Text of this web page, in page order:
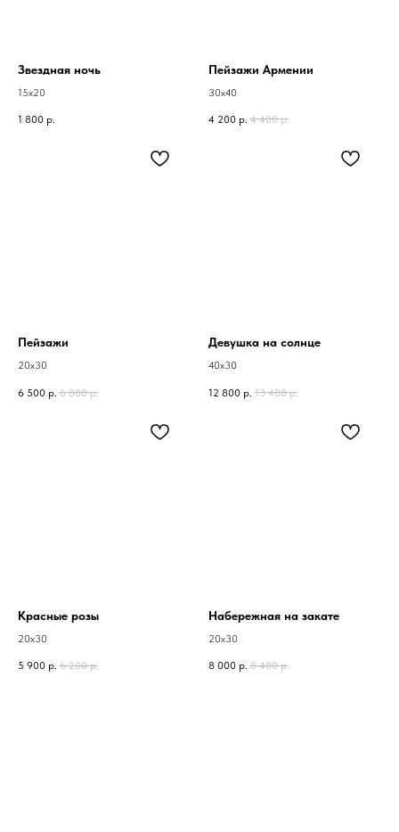
Звездная ночь
15х20
1 800 р.
Пейзажи Армении
30х40
4 200 р. 4 400 р.
Пейзажи
20х30
6 500 р. 6 800 р.
Девушка на солнце
40х30
12 800 р. 13 400 р.
Красные розы
20х30
5 900 р. 6 200 р.
Набережная на закате
20х30
8 000 р. 8 400 р.